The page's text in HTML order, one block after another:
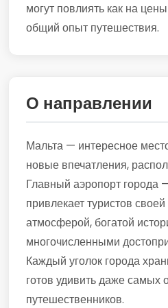
могут повлиять как на
общий опыт путешествия.
О направлении
Мальта — интересное
новые впечатления,
Главный аэропорт города
привлекает туристов
атмосферой, богатой
многочисленными
Каждый уголок города
готов удивить даже самых
путешественников.